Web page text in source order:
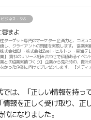
ビジネス・SNS
蓉まよ
ーゲット専門のマーケター 企画力と、コミュニケーション力、人脈を
、クライアントの飛躍を実現します。 協業実績 ・FANCL ・大丸百貨店
株式会社IBJ ・株式会社Zwei ・ヒルトン ・東海テレビ など 【イ
】 貴社のリソース組み合わせで価値あるイベントを開
との協業実績づくり】 企業から見た時の、貴社
かった企業に向けてプレゼンします。 【メディア戦略】 プレスリリース
は、3人のママ。
は、「正しい情報を持っ
報を正しく受け取り、正
になりました。